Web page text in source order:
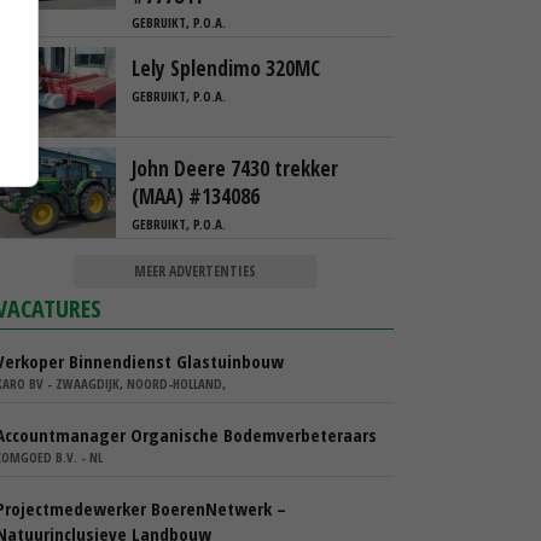
GEBRUIKT, P.O.A.
Lely Splendimo 320MC
GEBRUIKT, P.O.A.
John Deere 7430 trekker
(MAA) #134086
GEBRUIKT, P.O.A.
MEER ADVERTENTIES
Binnendienst Glastuinbouw
BV - ZWAAGDIJK, NOORD-HOLLAND,
Organische Bodemverbeteraars
B.V. - NL
BoerenNetwerk –
Landbouw